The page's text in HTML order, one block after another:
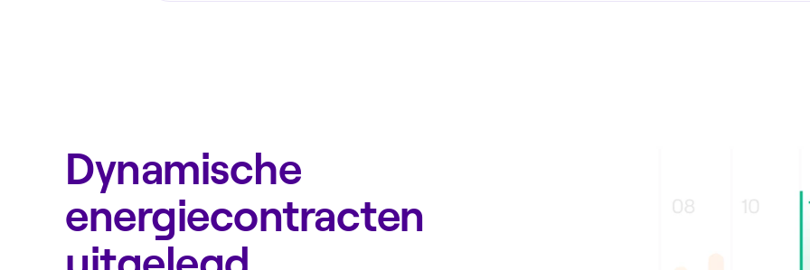
Dynamische
energiecontracten